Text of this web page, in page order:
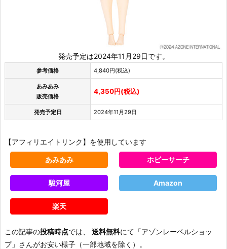
発売予定は2024年11月29日です。
参考価格 4,840円(税込)
あみあみ
販売価格
4,350円(税込)
発売予定日 2024年11月29日
【アフィリエイトリンク】を使用しています
あみあみ ホビーサーチ
駿河屋 Amazon
楽天
この記事の投稿時点では、 送料無料にて「アゾンレーベルショッ
プ」さんがお安い様子（一部地域を除く）。